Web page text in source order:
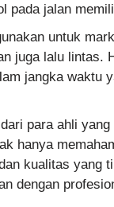
pada jalan
untuk
juga lalu
jangka waktu
para ahli
hanya
kualitas yang
dengan